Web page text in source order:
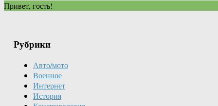
Привет, гость!
Рубрики
Авто/мото
Военное
Интернет
История